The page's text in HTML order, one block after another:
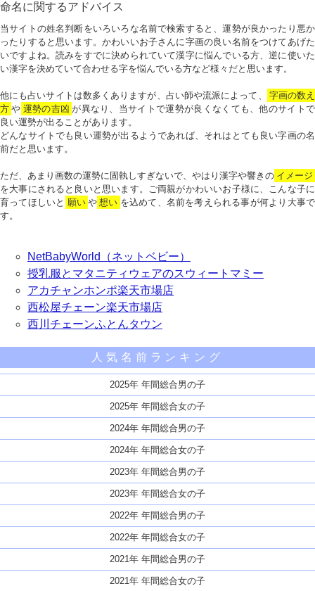
命名に関するアドバイス
当サイトの姓名判断をいろいろな名前で検索すると、運勢が良かったり悪か
ったりすると思います。かわいいお子さんに字画の良い名前をつけてあげた
いですよね。読みをすでに決められていて漢字に悩んでいる方、逆に使いた
い漢字を決めていて合わせる字を悩んでいる方など様々だと思います。
他にも占いサイトは数多くありますが、占い師や流派によって、
字画の数え
方 や 運勢の吉凶 が異なり、当サイトで運勢が良くなくても、他のサイトで
良い運勢が出ることがあります。
どんなサイトでも良い運勢が出るようであれば、それはとても良い字画の名
前だと思います。
ただ、あまり画数の運勢に固執しすぎないで、やはり漢字や響きの イメージ
を大事にされると良いと思います。ご両親がかわいいお子様に、こんな子に
育ってほしいと 願い や 想い を込めて、名前を考えられる事が何より大事で
す。
NetBabyWorld（ネットベビー）
授乳服とマタニティウェアのスウィートマミー
アカチャンホンポ楽天市場店
西松屋チェーン楽天市場店
西川チェーンふとんタウン
人気名前ランキング
2025年 年間総合男の子
2025年 年間総合女の子
2024年 年間総合男の子
2024年 年間総合女の子
2023年 年間総合男の子
2023年 年間総合女の子
2022年 年間総合男の子
2022年 年間総合女の子
2021年 年間総合男の子
2021年 年間総合女の子